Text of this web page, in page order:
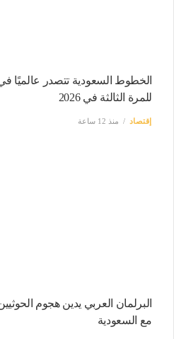
الخطوط السعودية تتصدر عالميًا
للمرة الثالثة في 2026
إقتصاد منذ 12 ساعة
البرلمان العربي يدين هجوم
مع السعودية